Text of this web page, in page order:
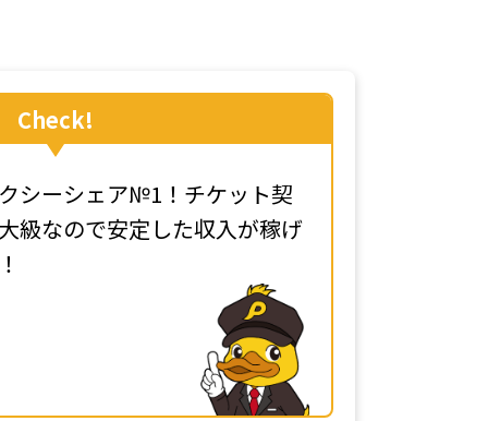
Check!
シーシェア№1！チケット契
級なので安定した収入が稼げ